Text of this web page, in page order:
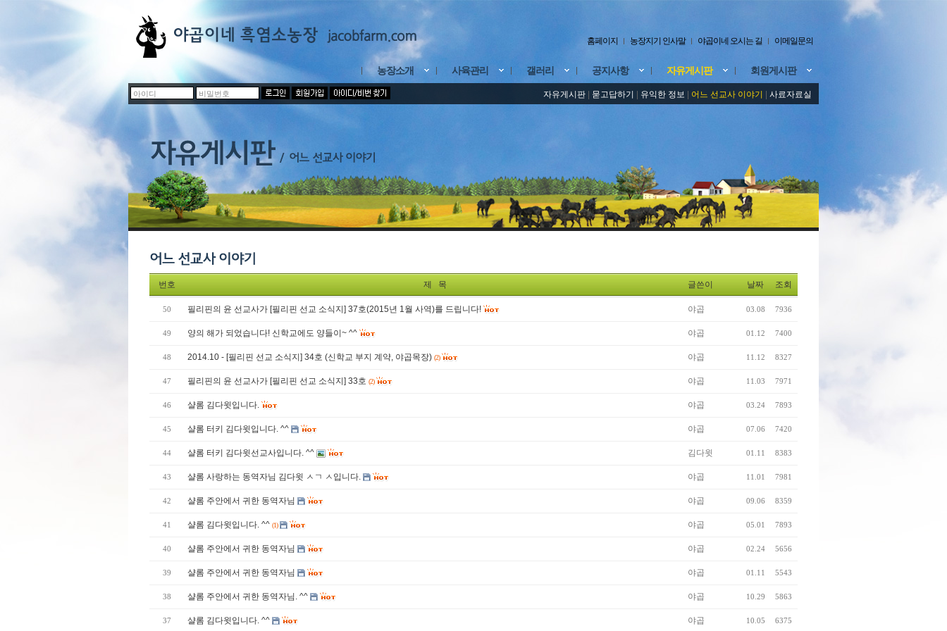
홈페이지 농장지기 인사말 야곱이네 오시는 길 이메일문의
농장소개 사육관리 갤러리 공지사항 자유게시판 회원게시판
자유게시판 묻고답하기 유익한 정보 어느 선교사 이야기 사료자료실
번호 제 목 글쓴이 날짜 조회
50 필리핀의 윤 선교사가 [필리핀 선교 소식지] 37호(2015년 1월 사역)를 드립니다! 야곱 03.08 7936
49 양의 해가 되었습니다! 신학교에도 양들이~ ^^ 야곱 01.12 7400
48 2014.10 - [필리핀 선교 소식지] 34호 (신학교 부지 계약, 야곱목장) (2) 야곱 11.12 8327
47 필리핀의 윤 선교사가 [필리핀 선교 소식지] 33호 (2) 야곱 11.03 7971
46 샬롬 김다윗입니다. 야곱 03.24 7893
45 샬롬 터키 김다윗입니다. ^^ 야곱 07.06 7420
44 샬롬 터키 김다윗선교사입니다. ^^ 김다윗 01.11 8383
43 샬롬 사랑하는 동역자님 김다윗 ㅅㄱ ㅅ입니다. 야곱 11.01 7981
42 샬롬 주안에서 귀한 동역자님 야곱 09.06 8359
41 샬롬 김다윗입니다. ^^ (1) 야곱 05.01 7893
40 샬롬 주안에서 귀한 동역자님 야곱 02.24 5656
39 샬롬 주안에서 귀한 동역자님 야곱 01.11 5543
38 샬롬 주안에서 귀한 동역자님. ^^ 야곱 10.29 5863
37 샬롬 김다윗입니다. ^^ 야곱 10.05 6375